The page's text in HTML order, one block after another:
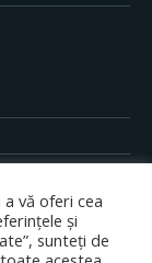
vă oferi cea
și
sunteți de